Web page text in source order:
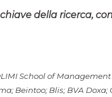
della ricerca,
School of
Beintoo; Blis; BVA Doxa;